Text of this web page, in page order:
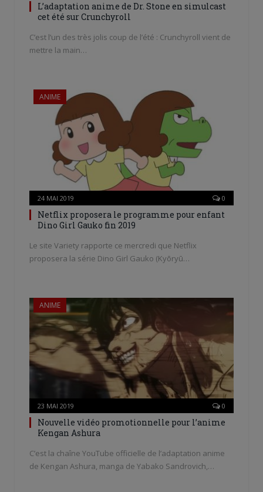
L’adaptation anime de Dr. Stone en simulcast
cet été sur Crunchyroll
C’est l’un des très jolis coup de l’été : Crunchyroll vient de
mettre la main…
ANIME
24 MAI 2019 0
Netflix proposera le programme pour enfant
Dino Girl Gauko fin 2019
Le site Variety rapporte ce mercredi que Netflix
proposera la série Dino Girl Gauko (Kyōryū…
ANIME
23 MAI 2019 0
Nouvelle vidéo promotionnelle pour l’anime
Kengan Ashura
C’est la chaîne YouTube officielle de l’adaptation anime
de Kengan Ashura, manga de Yabako Sandrovich,…